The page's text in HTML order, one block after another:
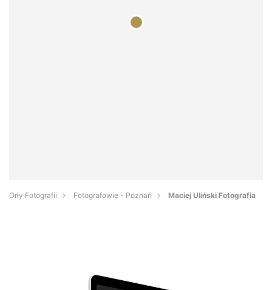
Orły Fotografii Fotografowie - Poznań Maciej Uliński Fotografia